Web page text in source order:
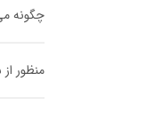
چگونه
منظور